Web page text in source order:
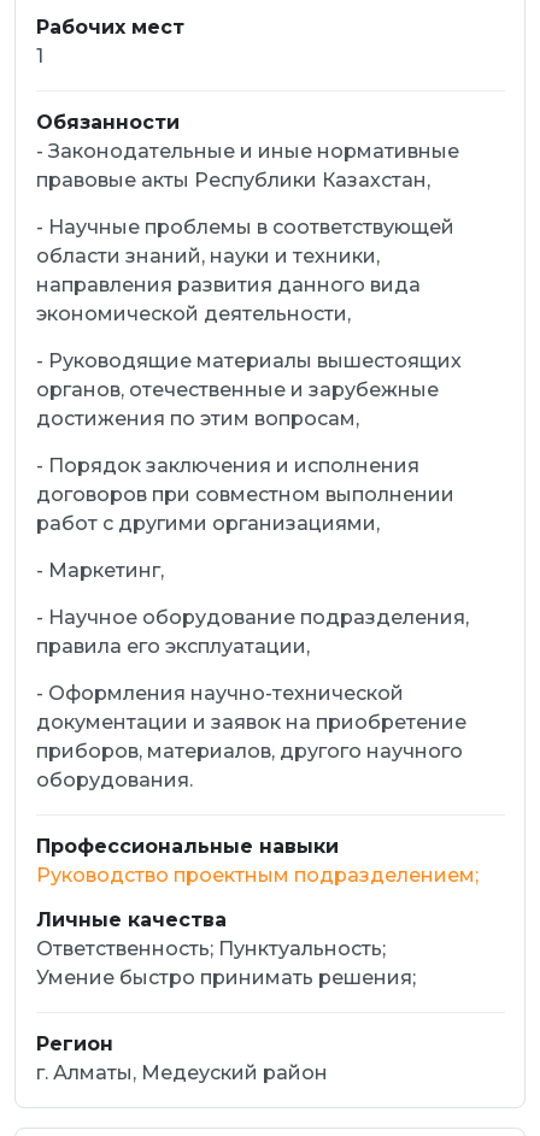
Рабочих мест
1
Обязанности
- Законодательные и иные нормативные
правовые акты Республики Казахстан,
- Научные проблемы в соответствующей
области знаний, науки и техники,
направления развития данного вида
экономической деятельности,
- Руководящие материалы вышестоящих
органов, отечественные и зарубежные
достижения по этим вопросам,
- Порядок заключения и исполнения
договоров при совместном выполнении
работ с другими организациями,
- Маркетинг,
- Научное оборудование подразделения,
правила его эксплуатации,
- Оформления научно-технической
документации и заявок на приобретение
приборов, материалов, другого научного
оборудования.
Профессиональные навыки
Руководство проектным подразделением;
Личные качества
Ответственность; Пунктуальность;
Умение быстро принимать решения;
Регион
г. Алматы, Медеуский район